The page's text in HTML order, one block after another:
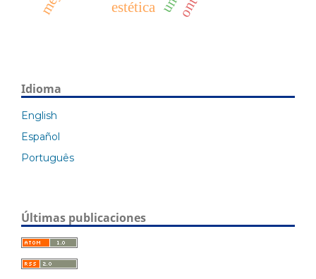
estética
Idioma
English
Español
Português
Últimas publicaciones